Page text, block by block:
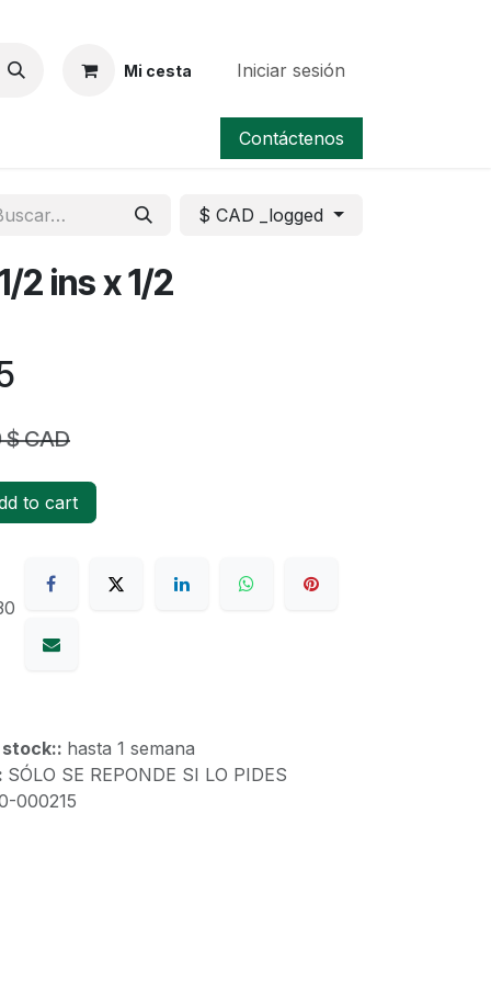
Mi cesta Iniciar sesión
Contáctenos
$ CAD _logged
2 ins x 1/2
$ CAD
to cart
stock:: hasta 1 semana
SÓLO SE REPONDE SI LO PIDES
000215